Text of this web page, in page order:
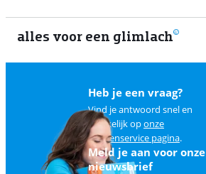
alles voor een glimlach
Heb je een vraag?
Vind je antwoord snel en
makkelijk oponze
klantenservice pagina.
Meld je aan voor onze
nieuwsbrief